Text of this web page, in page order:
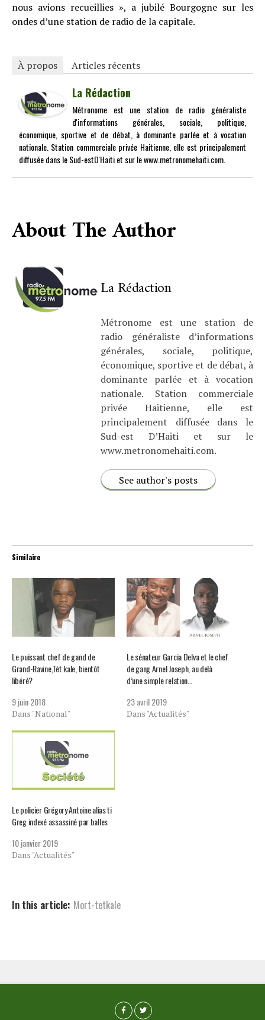
nous avions recueillies », a jubilé Bourgogne sur les
ondes d’une station de radio de la capitale.
À propos Articles récents
La Rédaction
Métronome est une station de radio généraliste
d'informations générales, sociale, politique,
économique, sportive et de débat, à dominante parlée et à vocation
nationale. Station commerciale privée Haitienne, elle est principalement
diffusée dans le Sud-estD'Haiti et sur le www.metronomehaiti.com.
About The Author
La Rédaction
Métronome est une station de
radio généraliste d’informations
générales, sociale, politique,
économique, sportive et de débat, à
dominante parlée et à vocation
nationale. Station commerciale
privée Haitienne, elle est
principalement diffusée dans le
Sud-est D’Haiti et sur le
www.metronomehaiti.com.
See author's posts
Similaire
Le puissant chef de gand de
Grand-Ravine,Tèt kale, bientôt
libéré?
9 juin 2018
Dans "National"
Le sénateur Garcia Delva et le chef
de gang Arnel Joseph, au delà
d’une simple relation…
23 avril 2019
Dans "Actualités"
Le policier Grégory Antoine alias ti
Greg indexé assassiné par balles
10 janvier 2019
Dans "Actualités"
In this article: Mort-tetkale